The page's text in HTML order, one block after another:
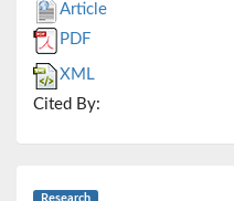
Article
PDF
XML
Cited By:
Research